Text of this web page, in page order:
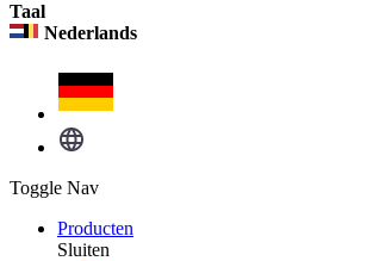
Taal
Nederlands
Toggle Nav
Producten
Sluiten